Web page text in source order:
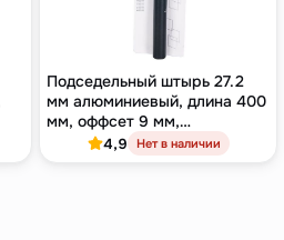
Подседельный штырь 27.2
мм алюминиевый, длина 400
мм, оффсет 9 мм,
двухболтовый замок, чёрный
4,9 Нет в наличии